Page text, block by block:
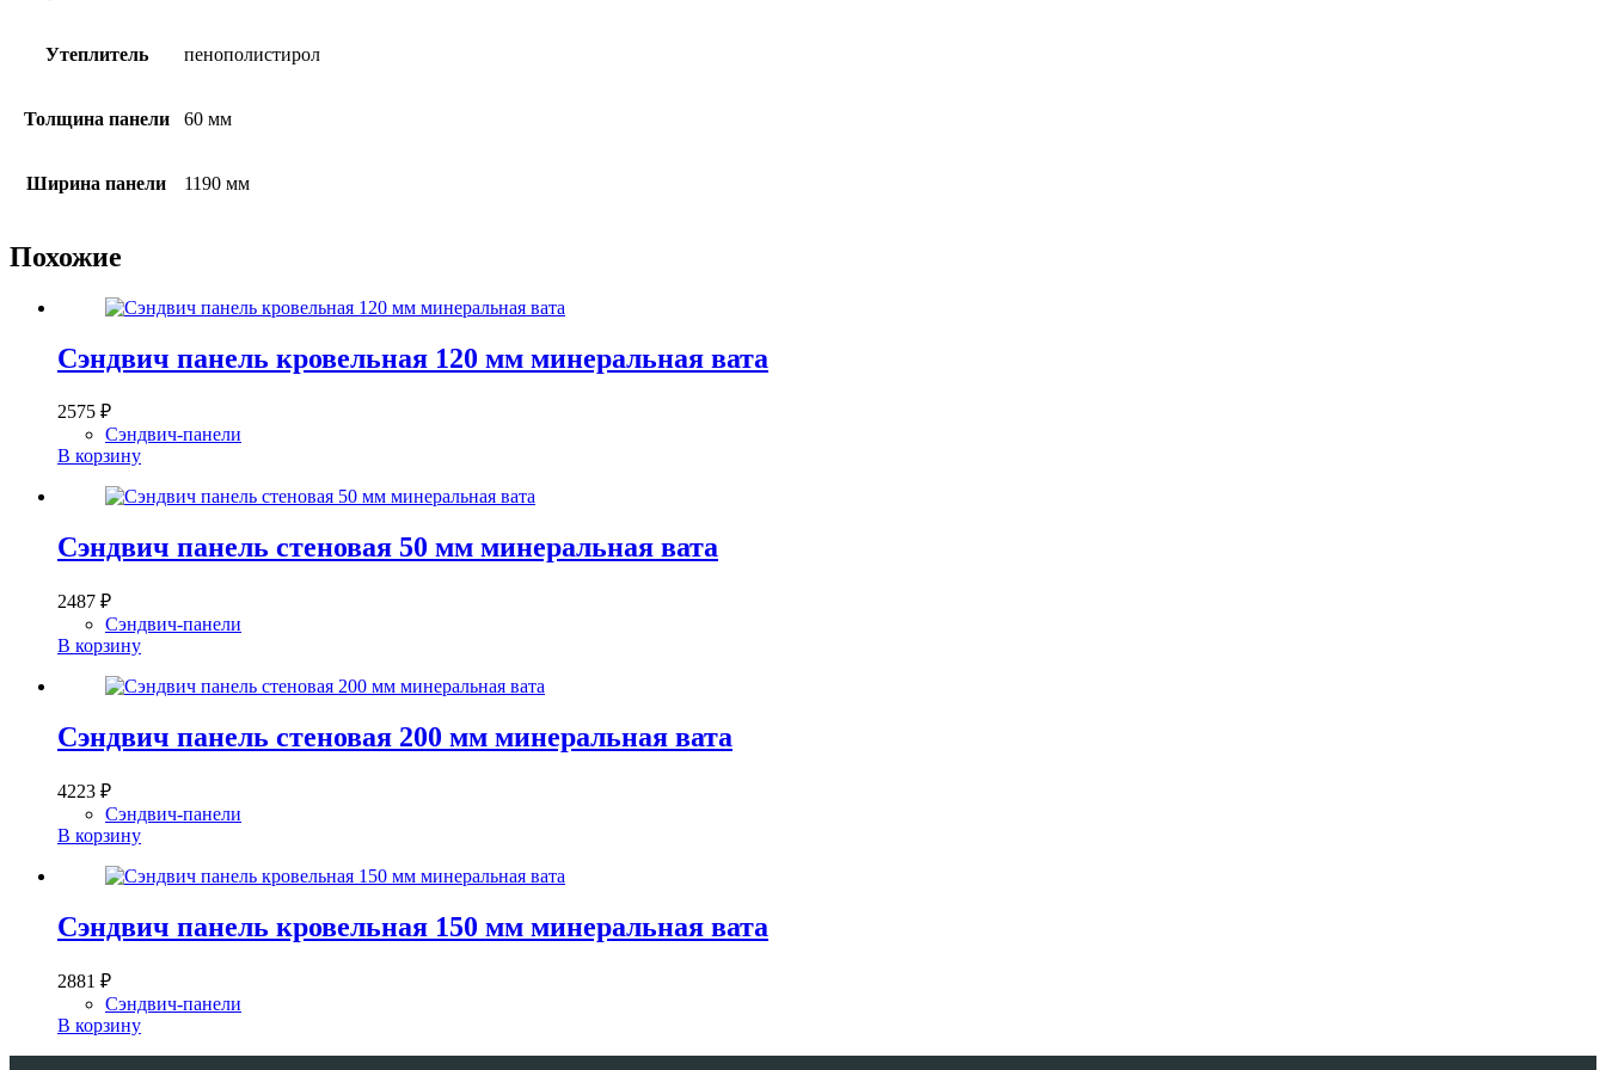
Утеплитель пенополистирол
Толщина панели 60 мм
Ширина панели 1190 мм
Похожие
Сэндвич панель кровельная 120 мм минеральная вата
2575 ₽
Сэндвич-панели
В корзину
Сэндвич панель стеновая 50 мм минеральная вата
2487 ₽
Сэндвич-панели
В корзину
Сэндвич панель стеновая 200 мм минеральная вата
4223 ₽
Сэндвич-панели
В корзину
Сэндвич панель кровельная 150 мм минеральная вата
2881 ₽
Сэндвич-панели
В корзину